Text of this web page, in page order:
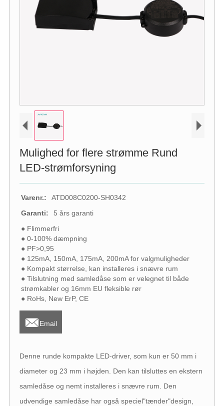
Mulighed for flere strømme Rund
LED-strømforsyning
Varenr.:
ATD008C0200-SH0342
Garanti:
5 års garanti
● Flimmerfri
● 0-100% dæmpning
● PF>0,95
● 125mA, 150mA, 175mA, 200mA for valgmuligheder
● Kompakt størrelse, kan installeres i snævre rum
● Tilslutning med samledåse som er velegnet til både
strømkabler og 16mm EU fleksible rør
● RoHs, New ErP, CE
Email
Denne runde kompakte LED-driver, som kun er 50 mm i
diameter og 23 mm i højden. Den kan tilsluttes en ekstern
samledåse og nemt installeres i snævre rum. Den
udvendige samledåse har også speciel"tænder"design,